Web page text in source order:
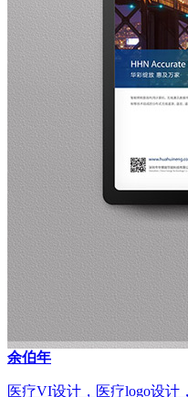
余伯年
医疗VI设计，医疗logo设计